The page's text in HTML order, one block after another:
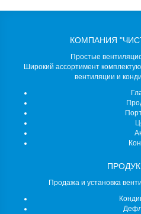
КОМПАНИЯ
Простые
Широкий ассортимент
вентиляции и
Продажа и установка